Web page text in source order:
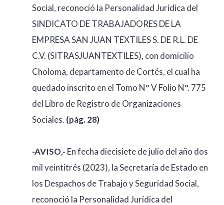
Social, reconoció la Personalidad Jurídica del
SINDICATO DE TRABAJADORES DE LA
EMPRESA SAN JUAN TEXTILES S. DE R.L. DE
C.V. (SITRASJUANTEXTILES), con domicilio
Choloma, departamento de Cortés, el cual ha
quedado inscrito en el Tomo N° V Folio N°. 775
del Libro de Registro de Organizaciones
Sociales. (pág. 28)
-AVISO,- En fecha diecisiete de julio del año dos
mil veintitrés (2023), la Secretaría de Estado en
los Despachos de Trabajo y Seguridad Social,
reconoció la Personalidad Jurídica del